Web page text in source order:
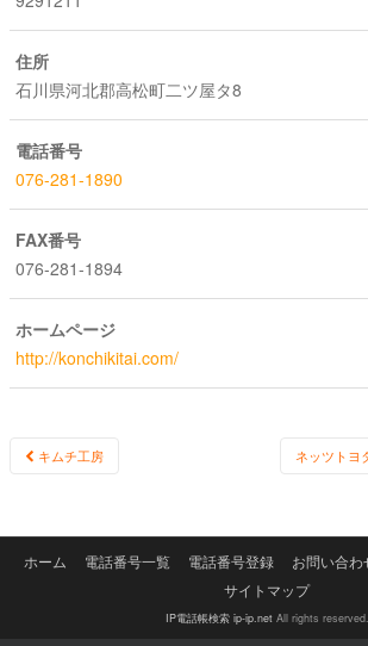
住所
石川県河北郡高松町二ツ屋タ8
電話番号
076-281-1890
FAX番号
076-281-1894
ホームページ
http://konchikitai.com/
Post
キムチ工房 ネッツトヨ
ホーム 電話番号一覧 電話番号登録 お問い合わ
サイトマップ
IP電話帳検索 ip-ip.netAll rights reserved.